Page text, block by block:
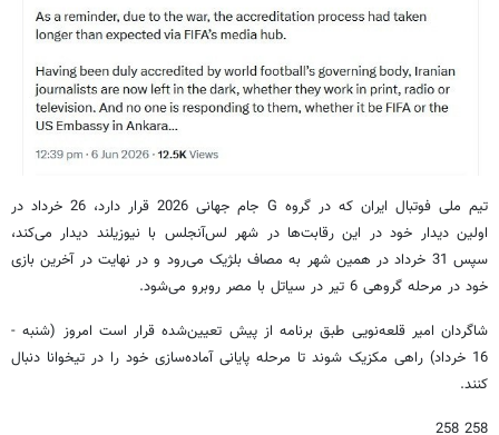
تیم ملی فوتبال ایران که در گروه G جام جهانی 2026 قرار دارد، 26 خرداد در
اولین دیدار خود در این رقابت‌ها در شهر لس‌آنجلس با نیوزیلند دیدار می‌کند،
سپس 31 خرداد در همین شهر به مصاف بلژیک می‌رود و در نهایت در آخرین بازی
خود در مرحله گروهی 6 تیر در سیاتل با مصر روبرو می‌شود.
شاگردان امیر قلعه‌نویی طبق برنامه از پیش تعیین‌شده قرار است امروز (شنبه -
16 خرداد) راهی مکزیک شوند تا مرحله پایانی آماده‌سازی خود را در تیخوانا دنبال
کنند.
258 258